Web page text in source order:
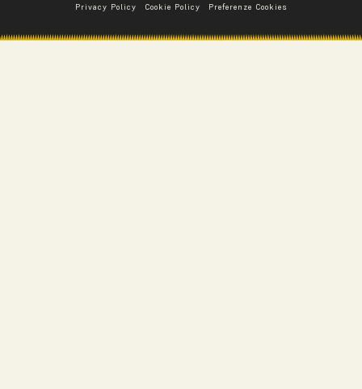
Privacy Policy Cookie Policy Preferenze Cookies